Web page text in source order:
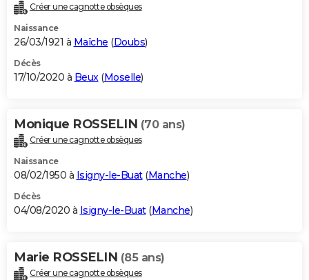
Créer une cagnotte obsèques
Naissance
26/03/1921 à Maîche (Doubs)
Décès
17/10/2020 à Beux(Moselle)
Monique ROSSELIN (70 ans)
Créer une cagnotte obsèques
Naissance
08/02/1950 à Isigny-le-Buat(Manche)
Décès
04/08/2020 à Isigny-le-Buat(Manche)
Marie ROSSELIN (85 ans)
Créer une cagnotte obsèques